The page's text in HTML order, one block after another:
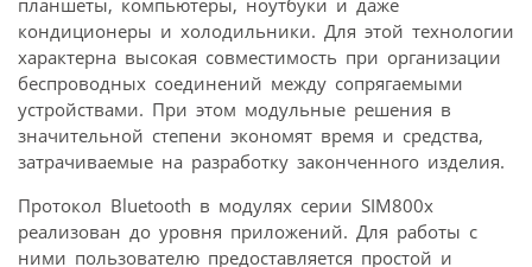
кондиционеры и холодильники. Для этой технологии
характерна высокая совместимость при организации
беспроводных соединений между сопрягаемыми
устройствами. При этом модульные решения в
значительной степени экономят время и средства,
затрачиваемые на разработку законченного изделия.
Протокол Bluetooth в модулях серии SIM800x
реализован до уровня приложений. Для работы с
ними пользователю предоставляется простой и